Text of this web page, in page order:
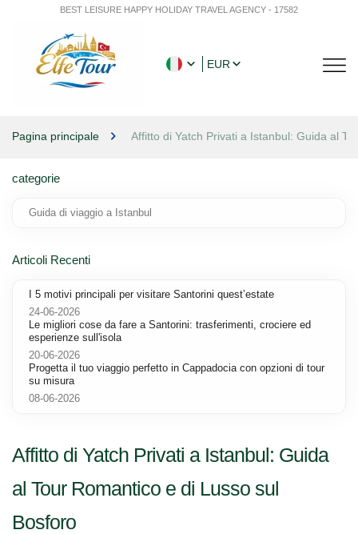
BEST LEISURE HAPPY HOLIDAY TRAVEL AGENCY - 17582
EUR
Pagina principale Affitto di Yatch Privati a Istanbul: Guida al
Affitto di Yatch Privati a Istanbul: Guida
al Tour Romantico e di Lusso sul
Bosforo
categorie
Guida di viaggio a Istanbul
Articoli Recenti
I 5 motivi principali per visitare Santorini quest’estate
24-06-2026
Le migliori cose da fare a Santorini: trasferimenti, crociere ed
esperienze sull'isola
20-06-2026
Progetta il tuo viaggio perfetto in Cappadocia con opzioni di tour
su misura
08-06-2026